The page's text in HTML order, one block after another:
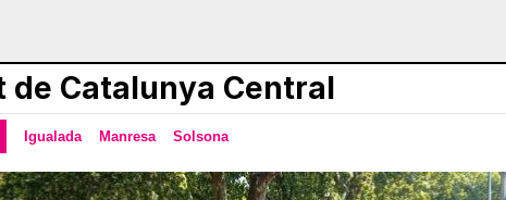
de Catalunya Central
Igualada Manresa Solsona